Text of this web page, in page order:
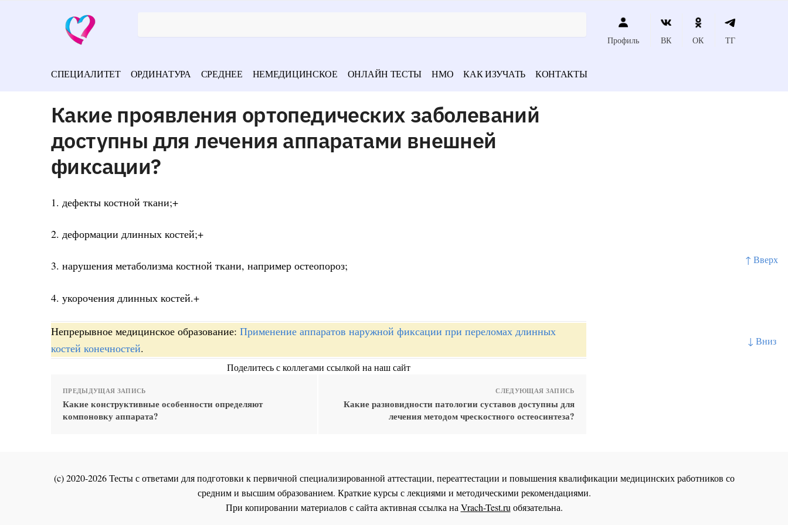
↑ Вверх
↓ Вниз
Профиль ВК ОК ТГ
СПЕЦИАЛИТЕТ ОРДИНАТУРА СРЕДНЕЕ НЕМЕДИЦИНСКОЕ ОНЛАЙН ТЕСТЫ НМО КАК ИЗУЧАТЬ КОНТАКТЫ
Какие проявления ортопедических заболеваний
доступны для лечения аппаратами внешней
фиксации?
1. дефекты костной ткани;+
2. деформации длинных костей;+
3. нарушения метаболизма костной ткани, например остеопороз;
4. укорочения длинных костей.+
Непрерывное медицинское образование: Применение аппаратов наружной фиксации при переломах длинных
костей конечностей.
Поделитесь с коллегами ссылкой на наш сайт
ПРЕДЫДУЩАЯ ЗАПИСЬ
Какие конструктивные особенности определяют
компоновку аппарата?
СЛЕДУЮЩАЯ ЗАПИСЬ
Какие разновидности патологии суставов доступны для
лечения методом чрескостного остеосинтеза?
(c) 2020-2026 Тесты с ответами для подготовки к первичной специализированной аттестации, переаттестации и повышения квалификации медицинских работников со
средним и высшим образованием. Краткие курсы с лекциями и методическими рекомендациями.
При копировании материалов с сайта активная ссылка наVrach-Test.ruобязательна.